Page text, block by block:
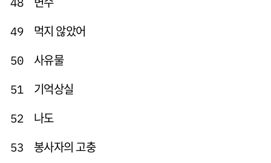
49 먹지 않았어
50 사유물
51 기억상실
52 나도
53 봉사자의 고충